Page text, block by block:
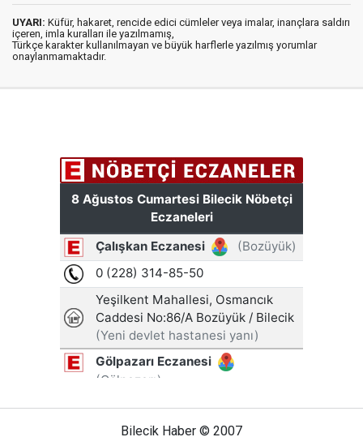
UYARI: Küfür, hakaret, rencide edici cümleler veya imalar, inançlara saldırı
içeren, imla kuralları ile yazılmamış,
Türkçe karakter kullanılmayan ve büyük harflerle yazılmış yorumlar
onaylanmamaktadır.
Bilecik Haber © 2007